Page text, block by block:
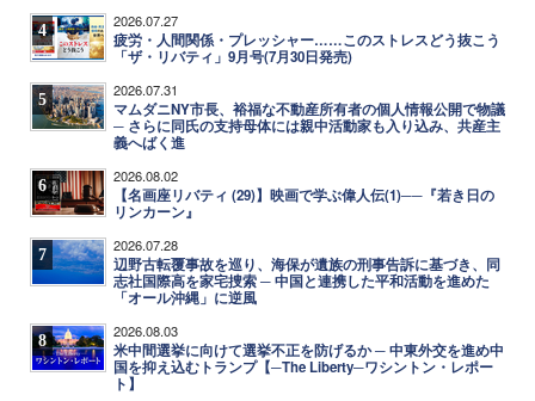
4 2026.07.27
疲労・人間関係・プレッシャー……このストレスどう抜こう
「ザ・リバティ」9月号(7月30日発売)
5 2026.07.31
マムダニNY市長、裕福な不動産所有者の個人情報公開で物議
─ さらに同氏の支持母体には親中活動家も入り込み、共産主
義へばく進
6 2026.08.02
【名画座リバティ (29)】映画で学ぶ偉人伝(1)──『若き日の
リンカーン』
7 2026.07.28
辺野古転覆事故を巡り、海保が遺族の刑事告訴に基づき、同
志社国際高を家宅捜索 ─ 中国と連携した平和活動を進めた
「オール沖縄」に逆風
8 2026.08.03
米中間選挙に向けて選挙不正を防げるか ─ 中東外交を進め中
国を抑え込むトランプ【─The Liberty─ワシントン・レポー
ト】